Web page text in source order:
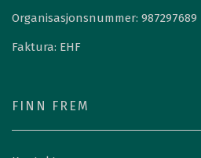
Organisasjonsnummer: 987297689
Faktura: EHF
FINN FREM